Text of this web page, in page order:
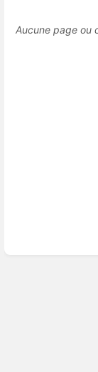
Aucune page ou